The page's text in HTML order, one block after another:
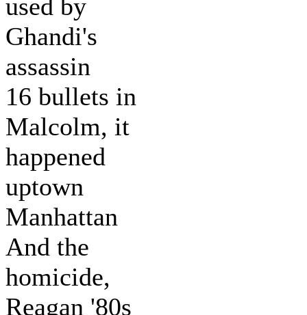
used by
Ghandi's
assassin
16 bullets in
Malcolm, it
happened
uptown
Manhattan
And the
homicide,
Reagan '80s